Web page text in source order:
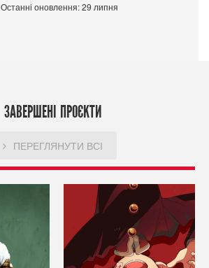
Останні оновлення: 29 липня
ЗАВЕРШЕНІ ПРОЄКТИ
ПЕРЕГЛЯНУТИ ВСІ